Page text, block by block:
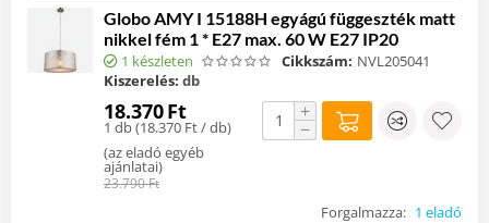
Globo AMY I 15188H egyágú függeszték matt
nikkel fém 1 * E27 max. 60 W E27 IP20
1 készleten Cikkszám: NVL205041
Kiszerelés: db
18.370Ft
1 db (18.370 Ft/ db)
(az eladó egyéb
ajánlatai)
23.790Ft
+
−
Forgalmazza: 1 eladó